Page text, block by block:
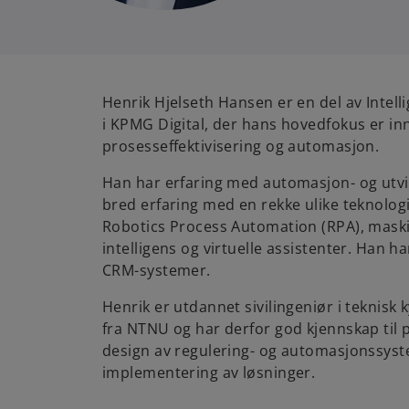
Henrik Hjelseth Hansen er en del av
i KPMG Digital, der hans hovedfokus er
prosesseffektivisering og automasjon.
Han har erfaring med automasjon- og
bred erfaring med en rekke ulike
Robotics Process Automation (RPA),
intelligens og virtuelle assistenter. Han
CRM-systemer.
Henrik er utdannet sivilingeniør i teknisk
fra NTNU og har derfor god kjennskap til
design av regulering- og
implementering av løsninger.